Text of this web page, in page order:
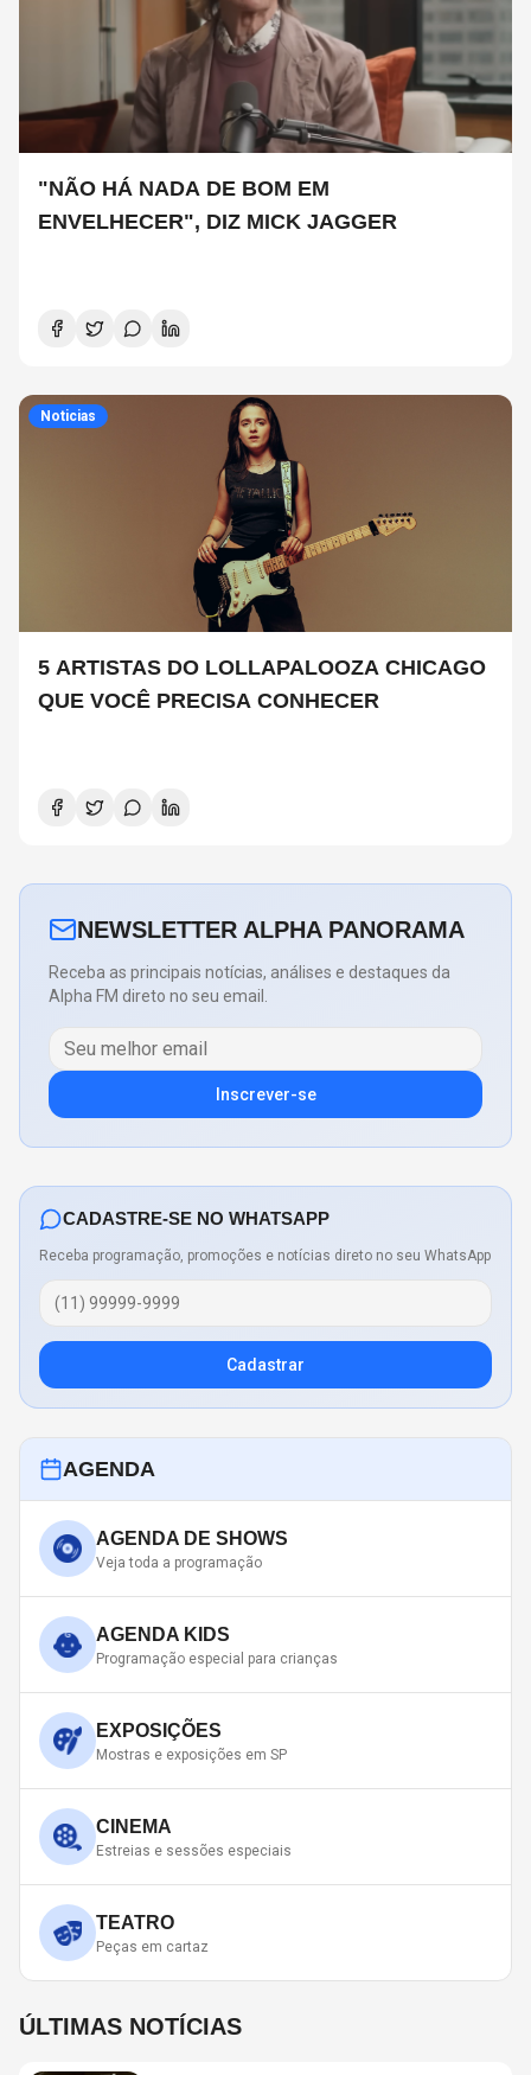
"NÃO HÁ NADA DE BOM EM
ENVELHECER", DIZ MICK JAGGER
Noticias
5 ARTISTAS DO LOLLAPALOOZA CHICAGO
QUE VOCÊ PRECISA CONHECER
NEWSLETTER ALPHA PANORAMA
Receba as principais notícias, análises e destaques da
Alpha FM direto no seu email.
Inscrever-se
CADASTRE-SE NO WHATSAPP
Receba programação, promoções e notícias direto no seu WhatsApp
Cadastrar
AGENDA
AGENDA DE SHOWS
Veja toda a programação
AGENDA KIDS
Programação especial para crianças
EXPOSIÇÕES
Mostras e exposições em SP
CINEMA
Estreias e sessões especiais
TEATRO
Peças em cartaz
ÚLTIMAS NOTÍCIAS